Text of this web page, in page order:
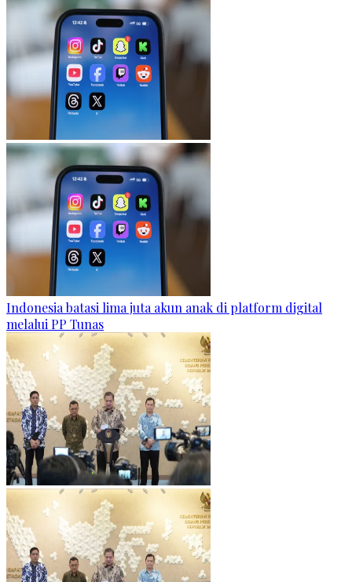
Indonesia batasi lima juta akun anak di platform digital
melalui PP Tunas